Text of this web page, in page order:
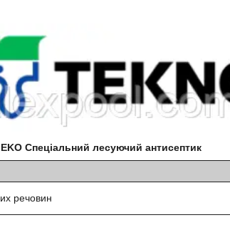
EKO Спеціальний лесуючий антисептик
речовин